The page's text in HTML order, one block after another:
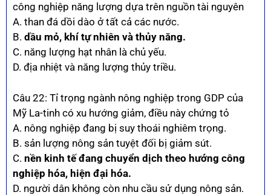
công nghiệp năng lượng dựa trên nguồn tài nguyên
A. than đá dồi dào ở tất cả các nước.
B. dầu mỏ, khí tự nhiên và thủy năng.
C. năng lượng hạt nhân là chủ yếu.
D. địa nhiệt và năng lượng thủy triều.
Câu 22: Tỉ trọng ngành nông nghiệp trong GDP của
Mỹ La-tinh có xu hướng giảm, điều này chứng tỏ
A. nông nghiệp đang bị suy thoái nghiêm trọng.
B. sản lượng nông sản tuyệt đối bị giảm sút.
C. nền kinh tế đang chuyển dịch theo hướng công
nghiệp hóa, hiện đại hóa.
D. người dân không còn nhu cầu sử dụng nông sản.